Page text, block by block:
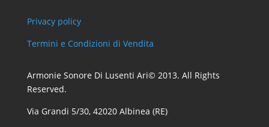
Privacy policy
Termini e Condizioni di Vendita
Armonie Sonore Di Lusenti Ari© 2013. All Rights
Reserved.
Via Grandi 5/30, 42020 Albinea (RE)